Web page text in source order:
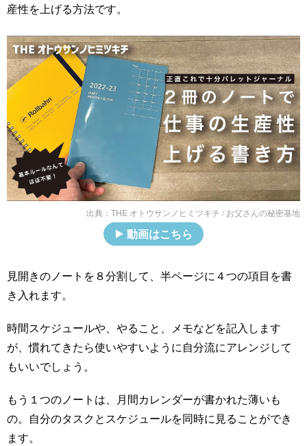
産性を上げる方法です。
出典： THE オトウサンノヒミツキチ / お父さんの秘密基地
動画はこちら
見開きのノートを８分割して、半ページに４つの項目を書
き入れます。
時間スケジュールや、やること、メモなどを記入します
が、慣れてきたら使いやすいように自分流にアレンジして
もいいでしょう。
もう１つのノートは、月間カレンダーが書かれた薄いも
の。自分のタスクとスケジュールを同時に見ることができ
ます。